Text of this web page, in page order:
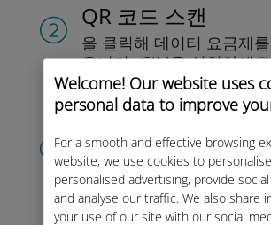
Welcome! Our website uses
personal data to improve
For a smooth and effective browsing
website, we use cookies to
personalised advertising, provide
and analyse our traffic. We also share
your use of our site with our social
QR 코드 스캔
을 클릭해 데이터 요금제
유비기 eSIM을 설치하세
다!
계정 만들기
을 클릭해 데이터 요금제
고, 잔액을 확인하고 이동
할 수 있습니다.즐기세요!